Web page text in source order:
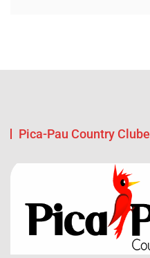
Pica-Pau Country Clube